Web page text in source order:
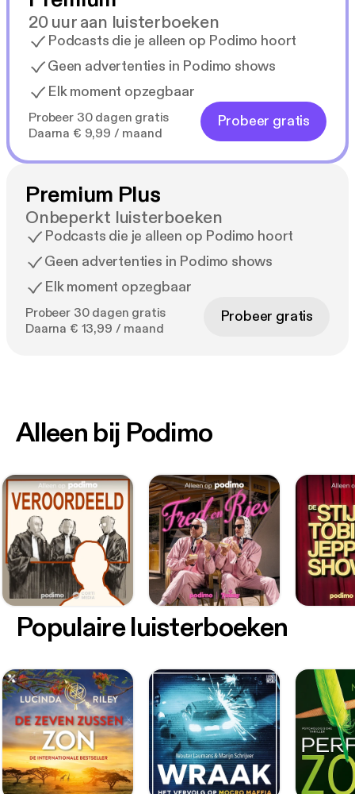
20 uur aan luisterboeken
Podcasts die je alleen op Podimo hoort
Geen advertenties in Podimo shows
Elk moment opzegbaar
Probeer 30 dagen gratis
Daarna € 9,99 / maand
Probeer gratis
Premium Plus
Onbeperkt luisterboeken
Podcasts die je alleen op Podimo hoort
Geen advertenties in Podimo shows
Elk moment opzegbaar
Probeer 30 dagen gratis
Daarna € 13,99 / maand
Probeer gratis
Alleen bij Podimo
Populaire luisterboeken